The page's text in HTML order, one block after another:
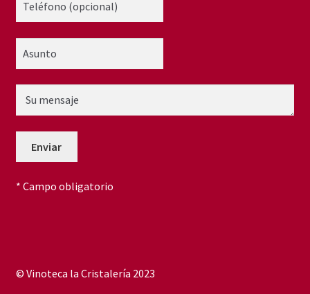
* Campo obligatorio
© Vinoteca la Cristalería 2023